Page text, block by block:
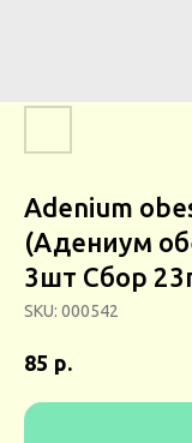
Adenium
(Адениум
3шт Сбор
SKU: 000542
85 р.